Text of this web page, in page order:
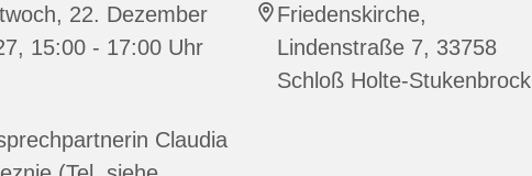
22. Dezember
15:00 - 17:00 Uhr
Friedenskirche,
Lindenstraße 7, 33758
Schloß Holte-Stukenbrock
Claudia